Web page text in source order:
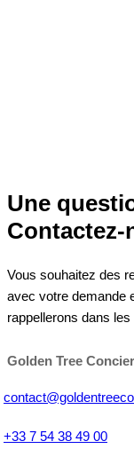
Une
Contactez-
Vous souhaitez des
avec votre demande
rappellerons dans
Golden Tree
+33 7 54 38 49 00